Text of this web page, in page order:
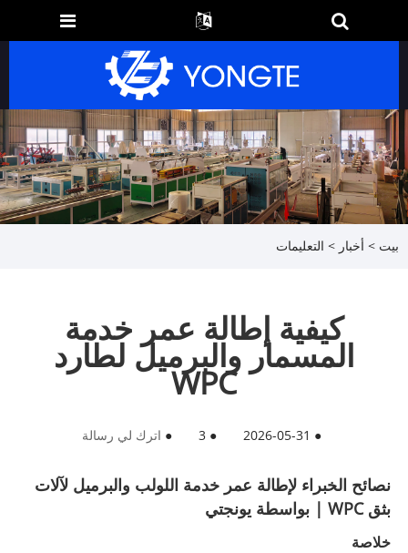
بيت > أخبار > التعليمات
كيفية إطالة عمر خدمة
المسمار والبرميل لطارد
WPC
●
2026-05-31
●
3
● اترك لي رسالة
نصائح الخبراء لإطالة عمر خدمة اللولب والبرميل لآلات
بثق WPC | بواسطة يونجتي
خلاصة